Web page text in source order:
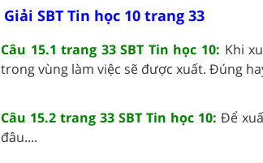
Giải SBT Tin học 10 trang 33
Câu 15.1 trang 33 SBT Tin học 10: Khi
trong vùng làm việc sẽ được xuất. Đúng
Câu 15.2 trang 33 SBT Tin học 10: Để
đâu....